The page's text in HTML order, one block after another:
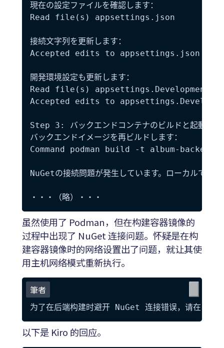
現在の設定ファイルを確認します：
Read file(s) appsettings.json
接続文字列を更新します：
Accepted edits to appsettings.json
開発環境設定も更新します：
Read file(s)
Accepted edits to
Step 3: バックエンドコンテナのビルドと起動
バックエンドイメージを再ビルドします：
Command podman build -t album-
NuGetの接続問題が発生しています。ローカルでビ
虽然使用了 Podman，但在构建容器镜像的
过程中出现了 NuGet 连接问题。怀疑是在构
建容器镜像时的网络设置出了问题，就让其使
用主机网络模式重新执行。
筆者
以下是 Kiro 的回应。